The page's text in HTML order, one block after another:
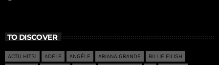
TO DISCOVER
ACTU HITS1 ADELE ANGÈLE ARIANA GRANDE
BILLIE EILISH